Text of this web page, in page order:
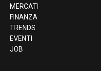
MERCATI
FINANZA
TRENDS
EVENTI
JOB